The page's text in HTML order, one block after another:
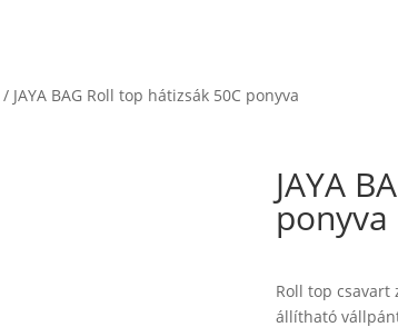
/ JAYA BAG Roll top hátizsák 50C ponyva
JAYA
ponyva
Roll top
állítható